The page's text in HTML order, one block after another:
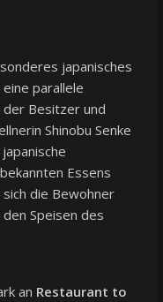
japanisches
parallele
Besitzer und
Shinobu Senke
Essens
die Bewohner
Speisen des
an Restaurant to